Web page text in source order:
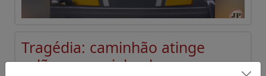
Tragédia: caminhão atinge
salão paroquial e duas